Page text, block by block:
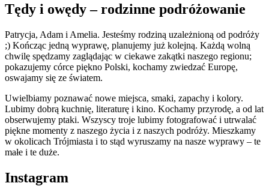
Tędy i owędy – rodzinne podróżowanie
Patrycja, Adam i Amelia. Jesteśmy rodziną uzależnioną od podróży
;) Kończąc jedną wyprawę, planujemy już kolejną. Każdą wolną
chwilę spędzamy zaglądając w ciekawe zakątki naszego regionu;
pokazujemy córce piękno Polski, kochamy zwiedzać Europę,
oswajamy się ze światem.
Uwielbiamy poznawać nowe miejsca, smaki, zapachy i kolory.
Lubimy dobrą kuchnię, literaturę i kino. Kochamy przyrodę, a od lat
obserwujemy ptaki. Wszyscy troje lubimy fotografować i utrwalać
piękne momenty z naszego życia i z naszych podróży. Mieszkamy
w okolicach Trójmiasta i to stąd wyruszamy na nasze wyprawy – te
małe i te duże.
Instagram